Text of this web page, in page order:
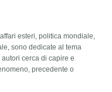
esteri, politica mondiale,
sono dedicate al tema
cerca di capire e
precedente o